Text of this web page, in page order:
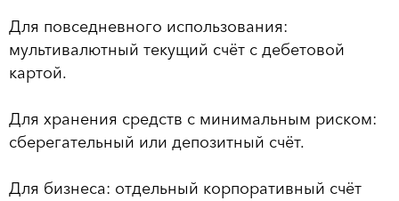
Для повседневного использования:
мультивалютный текущий счёт с дебетовой
картой.
Для хранения средств с минимальным риском:
сберегательный или депозитный счёт.
Для бизнеса: отдельный корпоративный счёт